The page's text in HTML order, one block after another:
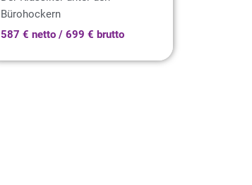
Bürohockern
587 € netto / 699 € brutto